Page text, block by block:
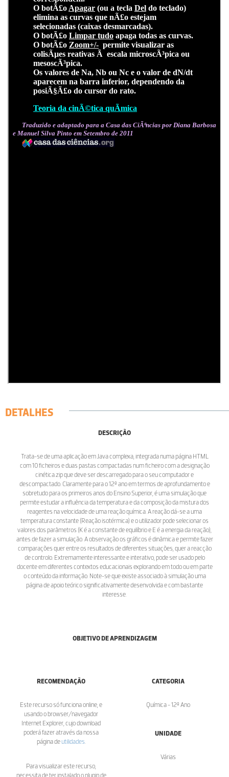
DETALHES
DESCRIÇÃO
Trata-se de uma aplicação em Java complexa, integrada numa página HTML
com 10 ficheiros e duas pastas compactadas num ficheiro com a designação
cinética.zip que deve ser descarregado para o seu computador e
descompactado. Claramente para o 12º ano em termos de aprofundamento e
sobretudo para os primeiros anos do Ensino Superior, é uma simulação que
permite estudar a influência da temperatura e da composição da mistura dos
reagentes na velocidade de uma reação química. A reação dá-se a uma
temperatura constante (Reação isotérmica) e o utilizador pode selecionar os
valores dos parâmetros (K é a constante de equilíbrio e E é a energia da reação),
antes de fazer a simulação. A observação os gráficos é dinâmica e permite fazer
comparações quer entre os resultados de diferentes situações, quer a reacção
de controlo. Extremamente interessante e interativo, pode ser usado pelo
docente em diferentes contextos educacionais explorando em todo ou em parte
o conteúdo da informação. Note-se que existe associado à simulação uma
página de apoio teórico significativamente desenvolvida e com bastante
interesse.
OBJETIVO DE APRENDIZAGEM
RECOMENDAÇÃO
Este recurso só funciona online, e
usando o browser/navegador
Internet Explorer, cujo download
poderá fazer através da nossa
página deutilidades
Para visualizar este recurso,
necessita de ter instalado o plugin de
CATEGORIA
Química - 12º Ano
UNIDADE
Várias